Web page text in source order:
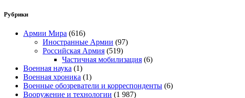
Рубрики
Армии Мира (616)
Иностранные Армии (97)
Российская Армия (519)
Частичная мобилизация (6)
Военная наука (1)
Военная хроника (1)
Военные обозреватели и корреспонденты (6)
Вооружение и технологии (1 987)